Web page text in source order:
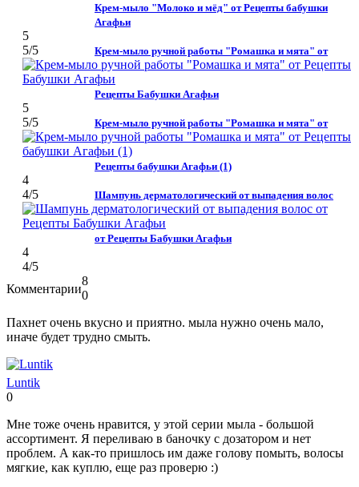
Крем-мыло "Молоко и мёд" от Рецепты бабушки
Агафьи
5
5/5 Крем-мыло ручной работы "Ромашка и мята" от
Рецепты Бабушки Агафьи
5
5/5 Крем-мыло ручной работы "Ромашка и мята" от
Рецепты бабушки Агафьи (1)
4
4/5 Шампунь дерматологический от выпадения волос
от Рецепты Бабушки Агафьи
4
4/5
Комментарии
8
0
Пахнет очень вкусно и приятно. мыла нужно очень мало,
иначе будет трудно смыть.
Luntik
0
Мне тоже очень нравится, у этой серии мыла - большой
ассортимент. Я переливаю в баночку с дозатором и нет
проблем. А как-то пришлось им даже голову помыть, волосы
мягкие, как куплю, еще раз проверю :)